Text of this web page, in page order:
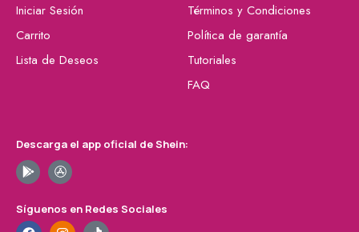
Iniciar Sesión
Carrito
Lista de Deseos
Términos y Condiciones
Política de garantía
Tutoriales
FAQ
Descarga el app oficial de Shein:
Síguenos en Redes Sociales